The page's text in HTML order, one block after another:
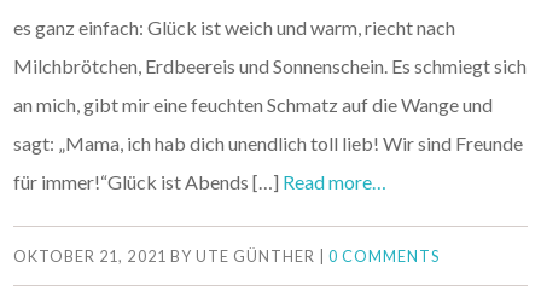
es ganz einfach: Glück ist weich und warm, riecht nach
Milchbrötchen, Erdbeereis und Sonnenschein. Es schmiegt sich
an mich, gibt mir eine feuchten Schmatz auf die Wange und
sagt: „Mama, ich hab dich unendlich toll lieb! Wir sind Freunde
für immer!“Glück ist Abends […] Read more…
OKTOBER 21, 2021 BY UTE GÜNTHER |0 COMMENTS